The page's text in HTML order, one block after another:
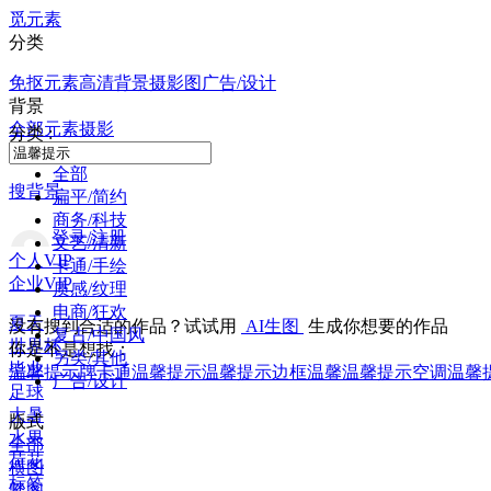
觅元素
分类
免抠元素高清背景摄影图 广告/设计
背景
全部元素摄影
搜背景
登录/注册
个人VIP
企业VIP
夏天
世界杯
毕业
足球
大暑
水果
荷花
标签
分类 :
全部
扁平/简约
商务/科技
文艺/清新
卡通/手绘
质感/纹理
电商/狂欢
复古/中国风
另类/其他
广告/设计
版式
全部
横图
没有搜到合适的作品？试试用 AI生图 生成你想要的作品
你是不是想找：
温馨提示牌卡通温馨提示温馨提示边框温馨温馨提示空调温馨